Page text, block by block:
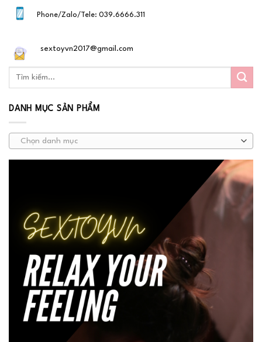
Phone/Zalo/Tele: 039.6666.311
sextoyvn2017@gmail.com
DANH MỤC SẢN PHẨM
Chọn danh mục